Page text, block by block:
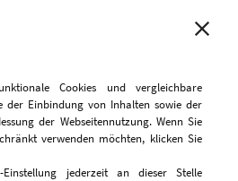
Cookies und vergleichbare
der Einbindung von Inhalten sowie der
der Webseitennutzung. Wenn Sie
verwenden möchten, klicken Sie
jederzeit an dieser Stelle